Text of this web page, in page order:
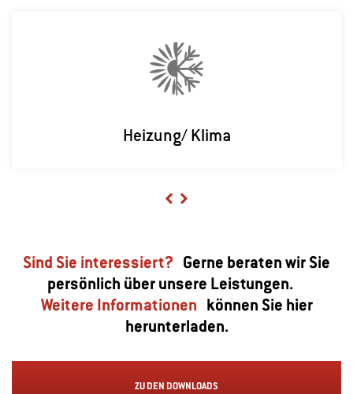
Heizung/ Klima
Sind Sie interessiert? Gerne beraten wir Sie
persönlich über unsere Leistungen.
Weitere Informationen können Sie hier
herunterladen.
ZU DEN DOWNLOADS